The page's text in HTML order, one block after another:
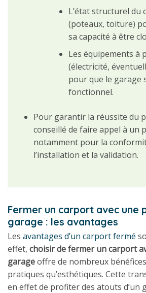
L’état structurel du
(poteaux, toiture)
sa capacité à être
Les équipements à
(électricité,
pour que le garage
fonctionnel.
Pour garantir la réussite du
conseillé de faire appel à un
notamment pour la
l’installation et la validation.
Fermer un carport avec une
garage : les avantages
Les avantages d’un carport fermé
effet, choisir de fermer un carport
garageoffre de nombreux
pratiques qu’esthétiques. Cette
en effet de profiter des atouts d’un